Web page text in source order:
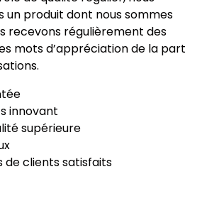
un produit dont nous sommes
recevons régulièrement des
mots d’appréciation de la part
innovant
supérieure
de clients satisfaits